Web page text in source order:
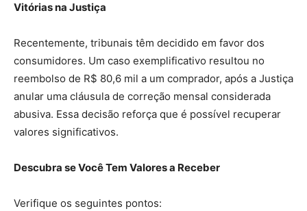
Vitórias na Justiça
Recentemente, tribunais têm decidido em favor dos
consumidores. Um caso exemplificativo resultou no
reembolso de R$ 80,6 mil a um comprador, após a Justiça
anular uma cláusula de correção mensal considerada
abusiva. Essa decisão reforça que é possível recuperar
valores significativos.
Descubra se Você Tem Valores a Receber
Verifique os seguintes pontos: